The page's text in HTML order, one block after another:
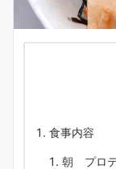
食事内容
朝 プロ